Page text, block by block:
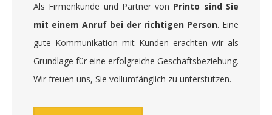
Als Firmenkunde und Partner von Printo sind Sie
mit einem Anruf bei der richtigen Person. Eine
gute Kommunikation mit Kunden erachten wir als
Grundlage für eine erfolgreiche Geschäftsbeziehung.
Wir freuen uns, Sie vollumfänglich zu unterstützen.